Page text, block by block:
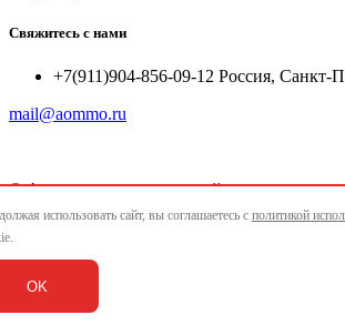
Свяжитесь с нами
+7(911)904-856-09-12 Россия, Санкт-
mail@aommo.ru
© Ассоциация организаций по
проектов и достижению национальных
mail@aommo.ru
использовать сайт, вы соглашаетесь с политикой
OK